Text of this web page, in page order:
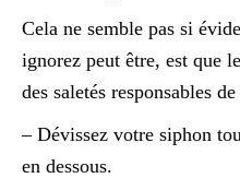
Cela ne semble pas si
ignorez peut être, est que
des saletés responsables
– Dévissez votre siphon
en dessous.